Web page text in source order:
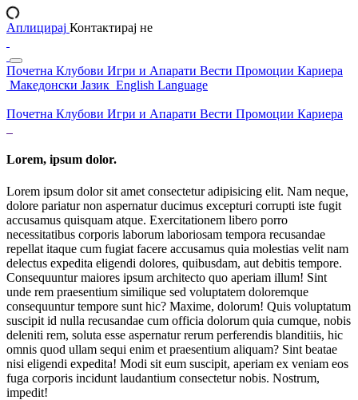
Аплицирај Контактирај не
Почетна Клубови Игри и Апарати Вести Промоции Кариера
Македонски Јазик English Language
Почетна Клубови Игри и Апарати Вести Промоции Кариера
Lorem, ipsum dolor.
Lorem ipsum dolor sit amet consectetur adipisicing elit. Nam neque,
dolore pariatur non aspernatur ducimus excepturi corrupti iste fugit
accusamus quisquam atque. Exercitationem libero porro
necessitatibus corporis laborum laboriosam tempora recusandae
repellat itaque cum fugiat facere accusamus quia molestias velit nam
delectus expedita eligendi dolores, quibusdam, aut debitis tempore.
Consequuntur maiores ipsum architecto quo aperiam illum! Sint
unde rem praesentium similique sed voluptatem doloremque
consequuntur tempore sunt hic? Maxime, dolorum! Quis voluptatum
suscipit id nulla recusandae cum officia dolorum quia cumque, nobis
deleniti rem, soluta esse aspernatur rerum perferendis blanditiis, hic
omnis quod ullam sequi enim et praesentium aliquam? Sint beatae
nisi eligendi expedita! Modi sit eum suscipit, aperiam ex veniam eos
fuga corporis incidunt laudantium consectetur nobis. Nostrum,
impedit!